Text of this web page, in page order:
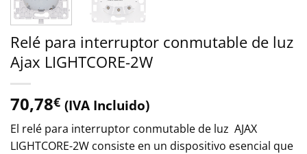
Relé para interruptor conmutable de luz
Ajax LIGHTCORE-2W
70,78€ (IVA Incluido)
El relé para interruptor conmutable de luz AJAX
LIGHTCORE-2W consiste en un dispositivo esencial que